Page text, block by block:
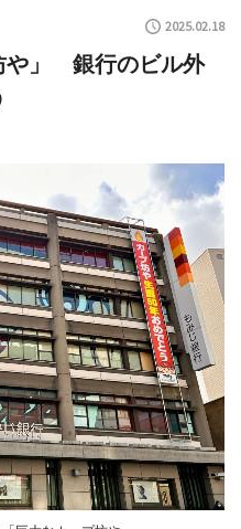
2025.02.18
や」 銀行のビル外